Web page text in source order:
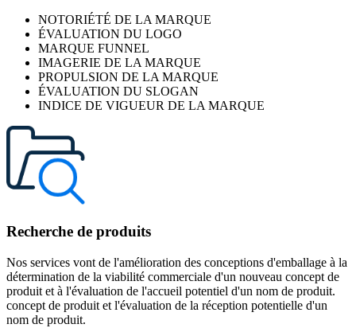
NOTORIÉTÉ DE LA MARQUE
ÉVALUATION DU LOGO
MARQUE FUNNEL
IMAGERIE DE LA MARQUE
PROPULSION DE LA MARQUE
ÉVALUATION DU SLOGAN
INDICE DE VIGUEUR DE LA MARQUE
Recherche de produits
Nos services vont de l'amélioration des conceptions d'emballage à la
détermination de la viabilité commerciale d'un nouveau concept de
produit et à l'évaluation de l'accueil potentiel d'un nom de produit.
concept de produit et l'évaluation de la réception potentielle d'un
nom de produit.